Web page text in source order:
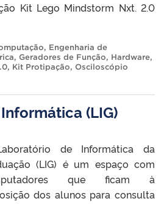
Kit Lego Mindstorm Nxt. 2.0
, Engenharia de
, Geradores de Função, Hardware,
, Kit Protipação, Osciloscópio
(LIG)
de Informática da
(LIG) é um espaço com
que ficam à
dos alunos para consulta